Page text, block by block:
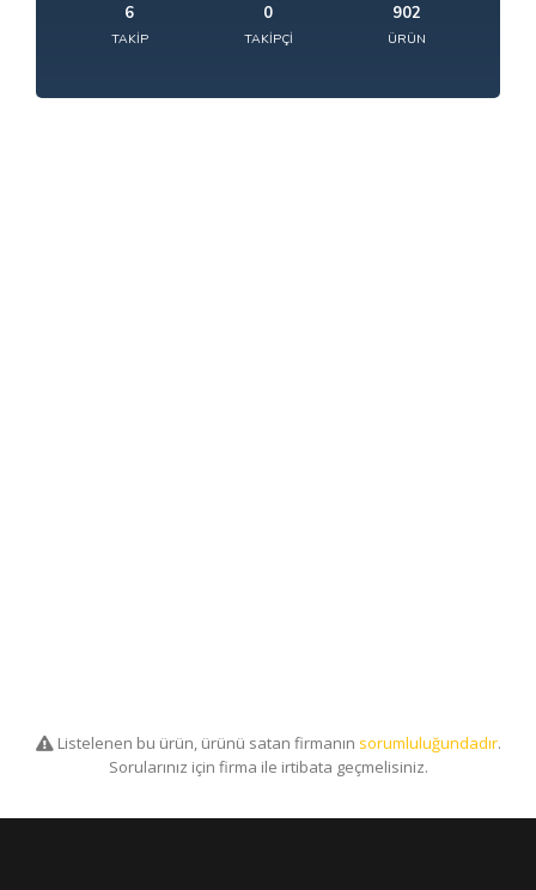
6
TAKIP
0
TAKIPÇI
902
ÜRÜN
Listelenen bu ürün, ürünü satan firmanın sorumluluğundadır.
Sorularınız için firma ile irtibata geçmelisiniz.